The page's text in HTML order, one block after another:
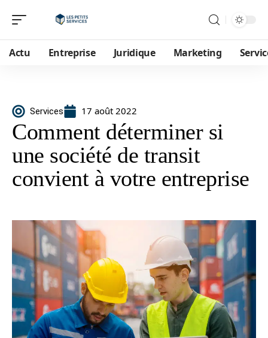
Actu Entreprise Juridique Marketing
Services 17 août 2022
Comment déterminer si
une société de transit
convient à votre entreprise